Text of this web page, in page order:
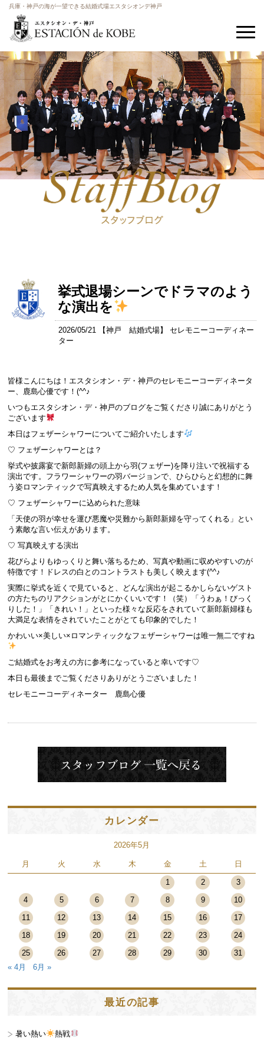
兵庫・神戸の海が一望できる結婚式場エスタシオンデ神戸
挙式退場シーンでドラマのよう
な演出を
2026/05/21 【神戸 結婚式場】 セレモニーコーディネー
ター
皆様こんにちは！エスタシオン・デ・神戸のセレモニーコーディネータ
ー、鹿島心優です！(^^♪
いつもエスタシオン・デ・神戸のブログをご覧くださり誠にありがとう
ございます
本日はフェザーシャワーについてご紹介いたします
♡ フェザーシャワーとは？
挙式や披露宴で新郎新婦の頭上から羽(フェザー)を降り注いで祝福する
演出です。フラワーシャワーの羽バージョンで、ひらひらと幻想的に舞
う姿ロマンティックで写真映えするため人気を集めています！
♡ フェザーシャワーに込められた意味
「天使の羽が幸せを運び悪魔や災難から新郎新婦を守ってくれる」とい
う素敵な言い伝えがあります。
♡ 写真映えする演出
花びらよりもゆっくりと舞い落ちるため、写真や動画に収めやすいのが
特徴です！ドレスの白とのコントラストも美しく映えます(^^♪
実際に挙式を近くで見ていると、どんな演出が起こるかしらないゲスト
の方たちのリアクションがとにかくいいです！（笑）「うわぁ！びっく
りした！」「きれい！」といった様々な反応をされていて新郎新婦様も
大満足な表情をされていたことがとても印象的でした！
かわいい×美しい×ロマンティックなフェザーシャワーは唯一無二ですね
ご結婚式をお考えの方に参考になっていると幸いです♡
本日も最後までご覧くださりありがとうございました！
セレモニーコーディネーター 鹿島心優
カレンダー
2026年5月
月 火 水 木 金 土 日
1 2
3
4
5 6 7 8 9
10
11
12 13 14 15 16
17
18
19 20 21 22 23
24
25
26 27 28 29 30
31
« 4月
6月 »
最近の記事
暑い熱い
熱戦